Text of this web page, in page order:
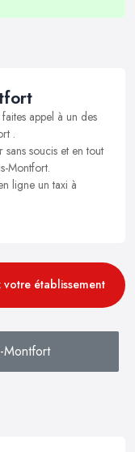
appel à un des
.
soucis et en tout
Montfort.
ligne un taxi à
votre établissement
Montfort